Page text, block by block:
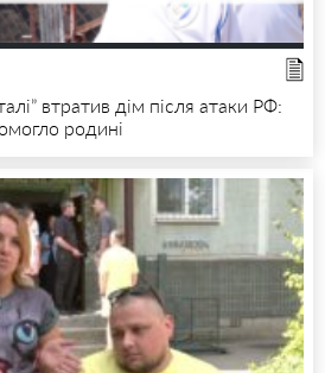
втратив дім після атаки РФ:
родині